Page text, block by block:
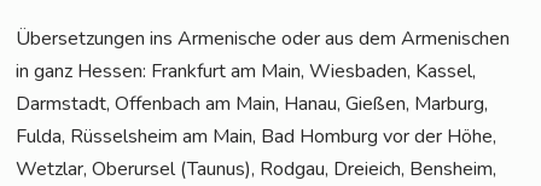
Über­set­zun­gen ins Arme­ni­sche oder aus dem Arme­ni­schen
in ganz Hes­sen: Frank­furt am Main, Wies­ba­den, Kas­sel,
Darm­stadt, Offen­bach am Main, Hanau, Gie­ßen, Mar­burg,
Ful­da, Rüs­sels­heim am Main, Bad Hom­burg vor der Höhe,
Wetz­lar, Ober­ur­sel (Tau­nus), Rod­gau, Drei­eich, Bens­heim,